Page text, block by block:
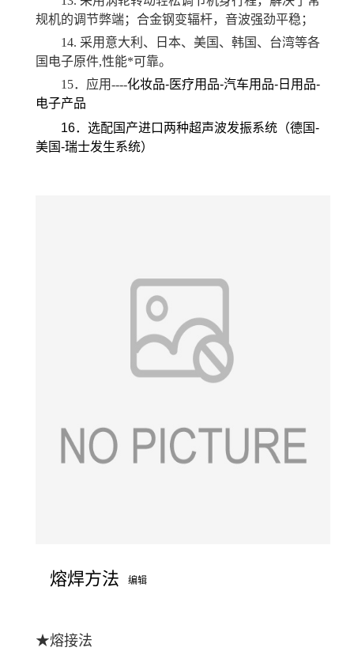
规机的调节弊端；合金钢变辐杆，音波强劲平稳；
14. 采用意大利、日本、美国、韩国、台湾等各
国电子原件,性能*可靠。
15．应用----化妆品-医疗用品-汽车用品- 日用品-
电子产品
16．选配国产进口两种超声波发振系统（德国-
美国-瑞士发生系统）
熔焊方法 编辑
★熔接法